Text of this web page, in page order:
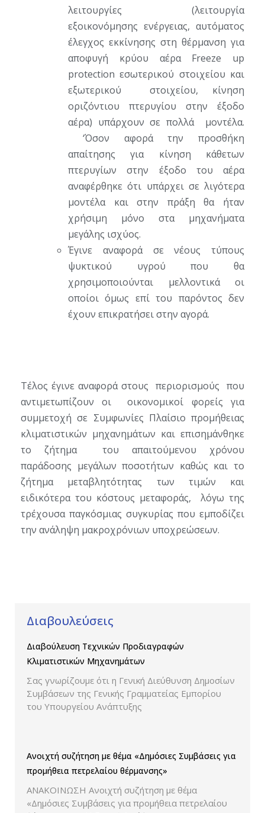
λειτουργίες (λειτουργία
εξοικονόμησης ενέργειας, αυτόματος
έλεγχος εκκίνησης στη θέρμανση για
αποφυγή κρύου αέρα Freeze up
protection εσωτερικού στοιχείου και
εξωτερικού στοιχείου, κίνηση
οριζόντιου πτερυγίου στην έξοδο
αέρα) υπάρχουν σε πολλά μοντέλα.
‘Όσον αφορά την προσθήκη
απαίτησης για κίνηση κάθετων
πτερυγίων στην έξοδο του αέρα
αναφέρθηκε ότι υπάρχει σε λιγότερα
μοντέλα και στην πράξη θα ήταν
χρήσιμη μόνο στα μηχανήματα
μεγάλης ισχύος.
Έγινε αναφορά σε νέους τύπους
ψυκτικού υγρού που θα
χρησιμοποιούνται μελλοντικά οι
οποίοι όμως επί του παρόντος δεν
έχουν επικρατήσει στην αγορά.
Τέλος έγινε αναφορά στους περιορισμούς που
αντιμετωπίζουν οι οικονομικοί φορείς για
συμμετοχή σε Συμφωνίες Πλαίσιο προμήθειας
κλιματιστικών μηχανημάτων και επισημάνθηκε
το ζήτημα του απαιτούμενου χρόνου
παράδοσης μεγάλων ποσοτήτων καθώς και το
ζήτημα μεταβλητότητας των τιμών και
ειδικότερα του κόστους μεταφοράς, λόγω της
τρέχουσα παγκόσμιας συγκυρίας που εμποδίζει
την ανάληψη μακροχρόνιων υποχρεώσεων.
Διαβουλεύσεις
Διαβούλευση Τεχνικών Προδιαγραφών
Κλιματιστικών Μηχανημάτων
Σας γνωρίζουμε ότι η Γενική Διεύθυνση Δημοσίων
Συμβάσεων της Γενικής Γραμματείας Εμπορίου
του Υπουργείου Ανάπτυξης
Ανοιχτή συζήτηση με θέμα «Δημόσιες Συμβάσεις για
προμήθεια πετρελαίου θέρμανσης»
ΑΝΑΚΟΙΝΩΣΗ Ανοιχτή συζήτηση με θέμα
«Δημόσιες Συμβάσεις για προμήθεια πετρελαίου